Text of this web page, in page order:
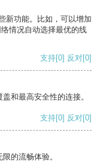
新功能。比如，可以增加
情况自动选择最优的线
支持[0] 反对[0]
和最高安全性的连接。
支持[0] 反对[0]
的流畅体验。